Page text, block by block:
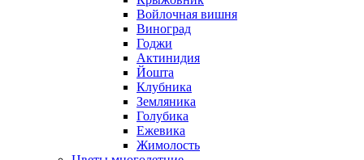
Войлочная вишня
Виноград
Годжи
Актинидия
Йошта
Клубника
Земляника
Голубика
Ежевика
Жимолость